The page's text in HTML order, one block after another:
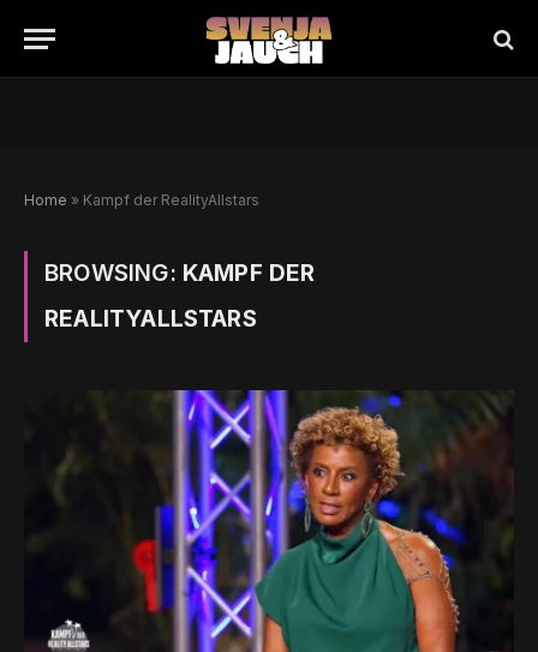
Home » Kampf der RealityAllstars
BROWSING: KAMPF DER
REALITYALLSTARS